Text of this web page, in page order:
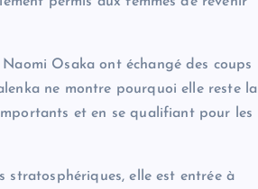
Osaka ont échangé des coups
ne montre pourquoi elle reste la
et en se qualifiant pour les
elle est entrée à